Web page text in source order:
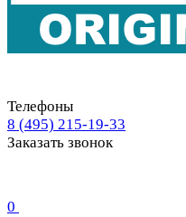
Телефоны
8 (495) 215-19-33
Заказать звонок
0